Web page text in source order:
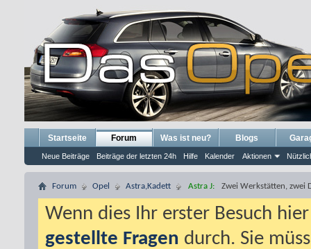
Startseite Forum
Neue Beiträge Beiträge der letzten 24h Hilfe Kalender Aktionen
Was ist neu? Blogs
Forum Opel Astra,Kadett Astra J: Zwei Werkstätten, zwei
Wenn dies Ihr erster Besuch
gestellte Fragen durch. Sie